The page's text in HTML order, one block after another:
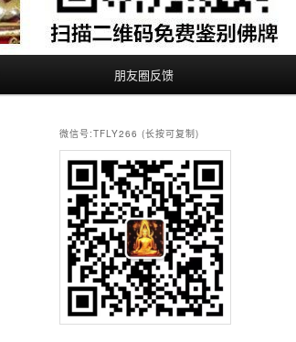
朋友圈反馈
微信号:TFLY266 (长按可复制)